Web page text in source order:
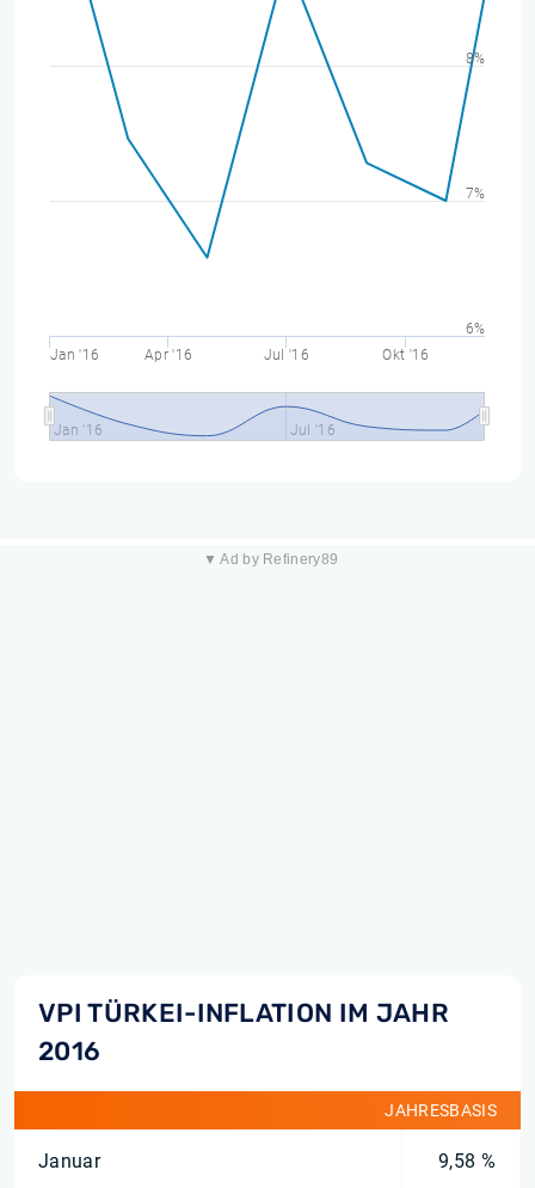
Jan '16 Apr '16 Jul '16 Okt '16
Jan '16 Jul '16
6%
7%
8%
▼ Ad by Refinery89
VPI TÜRKEI-INFLATION IM JAHR
2016
JAHRESBASIS
Januar 9,58 %